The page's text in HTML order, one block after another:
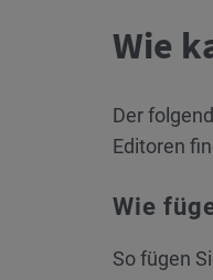
Wie
Der
Editoren
Wie
So fügen